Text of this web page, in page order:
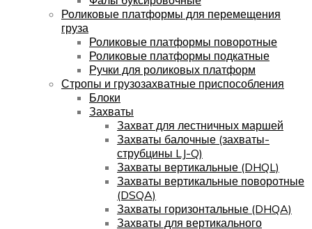
Роликовые платформы для перемещения
груза
Роликовые платформы поворотные
Роликовые платформы подкатные
Ручки для роликовых платформ
Стропы и грузозахватные приспособления
Блоки
Захваты
Захват для лестничных маршей
Захваты балочные (захваты-
струбцины LJ-Q)
Захваты вертикальные (DHQL)
Захваты вертикальные поворотные
(DSQA)
Захваты горизонтальные (DHQA)
Захваты для вертикального